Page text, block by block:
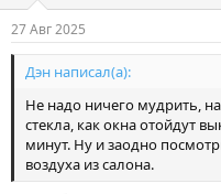
:
27 Авг 2025
Дэн написал(а):
Не надо ничего мудрить,
стекла, как окна отойдут
минут. Ну и заодно
воздуха из салона.